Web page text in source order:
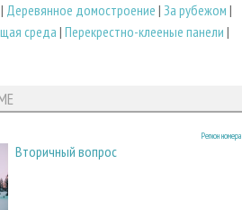
| Деревянное домостроение | За рубежом |
среда| Перекрестно-клееные панели |
Регион номера
Вторичный вопрос